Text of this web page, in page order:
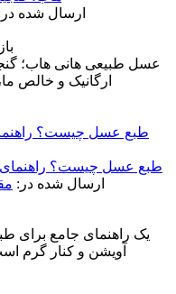
ارسال شده
عسل طبیعی هانی هاب؛
ارگانیک و خالص
طبع عسل چیست؟
ارسال شده در:
یک راهنمای جامع
آویشن و کنار گرم